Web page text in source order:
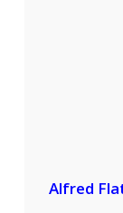
Alfred